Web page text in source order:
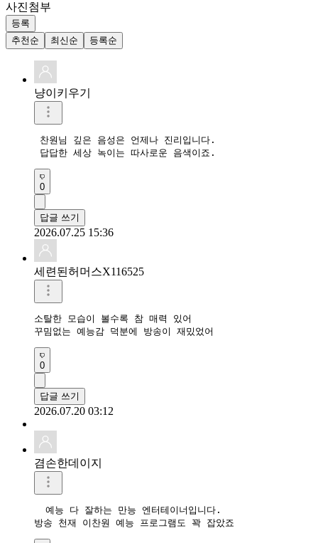
사진첨부
등록
추천순
최신순 등록순
냥이키우기
찬원님 깊은 음성은 언제나 진리입니다.
답답한 세상 녹이는 따사로운 음색이죠.
0
답글 쓰기
2026.07.25 15:36
세련된허머스X116525
소탈한 모습이 볼수록 참 매력 있어
꾸밈없는 예능감 덕분에 방송이 재밌었어
0
답글 쓰기
2026.07.20 03:12
겸손한데이지
  예능 다 잘하는 만능 엔터테이너입니다.
방송 천재 이찬원 예능 프로그램도 꽉 잡았죠